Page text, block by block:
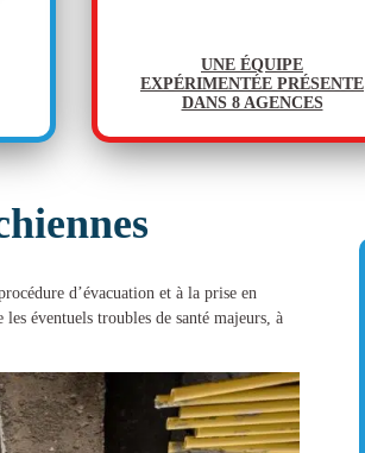
UNE ÉQUIPE
EXPÉRIMENTÉE PRÉSENTE
DANS 8 AGENCES
d’évacuation et à la prise en
éventuels troubles de santé majeurs, à